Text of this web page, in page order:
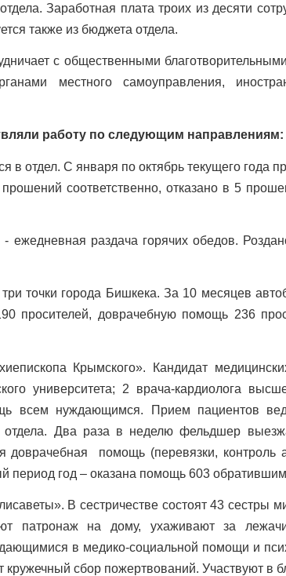
Заработная плата троих из десяти
также из бюджета отдела.
с общественными
местного самоуправления,
работу по следующим направлениям:
отдел. С января по октябрь текущего года
соответственно, отказано в 5
раздача горячих обедов.
точки города Бишкека. За 10 месяцев
просителей, доврачебную помощь 236
Крымского». Кандидат
университета; 2 врача-кардиолога
всем нуждающимся. Прием пациентов
отдела. Два раза в неделю фельдшер
помощь (перевязки, контроль
период год – оказана помощь 603
В сестричестве состоят 43 сестры
патронаж на дому, ухаживают за
в медико-социальной помощи и
сбор пожертвований. Участвуют в